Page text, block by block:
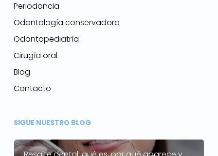
Periodoncia
Odontología conservadora
Odontopediatría
Cirugía oral
Blog
Contacto
SIGUE NUESTRO BLOG